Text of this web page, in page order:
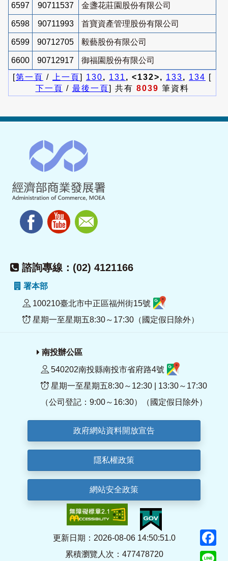
6597 90711537 金盞花莊園股份有限公司
6598 90711993 首寶資產管理股份有限公司
6599 90712705 毅藝股份有限公司
6600 90712917
御福園股份有限公司
[第一頁 / 上一頁] 130, 131 , <132>, 133, 134 [
下一頁 / 最後一頁] 共有 8039 筆資料
諮詢專線：(02) 4121166
署本部
100210臺北市中正區福州街15號
星期一至星期五8:30～17:30（國定假日除外）
南投辦公區
540202南投縣南投市省府路4號
星期一至星期五8:30～12:30 | 13:30～17:30
（公司登記：9:00～16:30）（國定假日除外）
政府網站資料開放宣告
隱私權政策
網站安全政策
更新日期：2026-08-06 14:50:51.0
累積瀏覽人次：477478720